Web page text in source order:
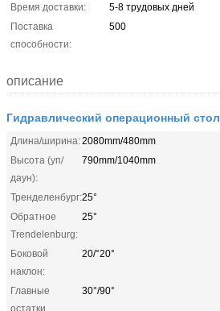
Время доставки:
5-8 трудовых дней
Поставка
способности:
500
описание
Гидравлический операционный стол
Длина/ширина:2080mm/480mm
Высота (уп/
даун):
790mm/1040mm
Тренделенбург:25°
Обратное
Trendelenburg:
25°
Боковой
наклон:
20/°20°
Главные
остатки
30°/90°